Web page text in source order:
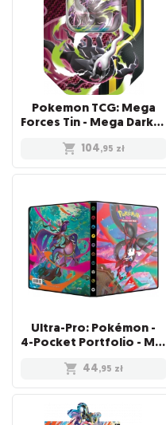
Pokemon TCG: Mega
Forces Tin - Mega Darkai ex
104,95 zł
Ultra-Pro: Pokémon -
4-Pocket Portfolio - Mega Evolution - Chaos Rising
44,95 zł